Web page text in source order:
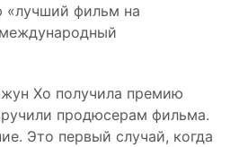
«лучший фильм на
Хо получила премию
продюсерам фильма.
Это первый случай, когда